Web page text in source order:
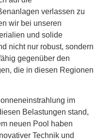
verlassen zu
wir bei unseren
und solide
nicht nur robust, sondern
gegenüber den
die in diesen Regionen
im
Belastungen stand,
neuen Pool haben
Technik und